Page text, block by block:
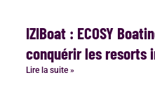
IZIBoat : ECOSY
conquérir les resorts
Lire la suite »